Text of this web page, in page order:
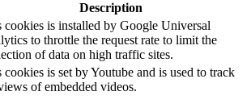
Description
cookies is installed by Google Universal
to throttle the request rate to limit the
of data on high traffic sites.
cookies is set by Youtube and is used to track
of embedded videos.